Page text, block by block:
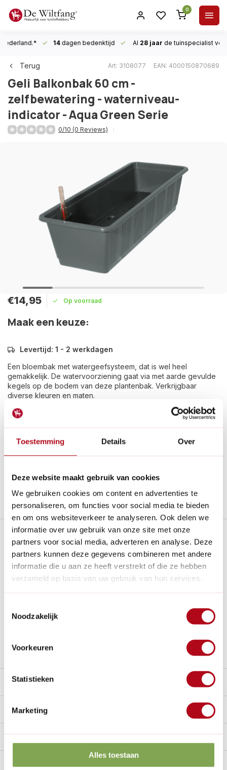
Toestemming Details Over
Deze website maakt gebruik van cookies
We gebruiken cookies om content en advertenties te
personaliseren, om functies voor social media te bieden
en om ons websiteverkeer te analyseren. Ook delen we
informatie over uw gebruik van onze site met onze
partners voor social media, adverteren en analyse. Deze
partners kunnen deze gegevens combineren met andere
informatie die u aan ze heeft verstrekt of die ze hebben
verzameld op basis van uw gebruik van hun services.
Noodzakelijk
Voorkeuren
Statistieken
Marketing
Alles toestaan
0
14dagen bedenktijd Al 28 jaar de tuinspecialist
Terug Art: 3108077 EAN: 4000150870689
Geli Balkonbak 60 cm -
zelfbewatering - waterniveau-
indicator - Aqua Green Serie
0/10 (0 Reviews)
€14,95 Op voorraad
Maak een keuze:
Levertijd: 1 - 2 werkdagen
Een bloembak met watergeefsysteem, dat is wel heel
gemakkelijk. De watervoorziening gaat via met aarde gevulde
kegels op de bodem van deze plantenbak. Verkrijgbaar
diverse kleuren en maten.
Betaal achteraf met Riverty.
Gratis verzenden
vanaf € 60 in België en Nederland.*
14dagen bedenktijd
Nieuw:Haal je bestelling in Wilnis bij ons op!
Stel een vraag over dit product
Plus- en minpunten
Je kan nooit te veel water geven dankzij de openingen in
de bloembak
Waterindicator is makkelijk om te beoordelen of er extra
water nodig is.
In de hoek zit een vulopening zodat je makkelijk het
waterreservoir kunt vullen.
paar beugels bijkopen.
Beschrijving
Reviews
Specificaties
Handig voor erbij